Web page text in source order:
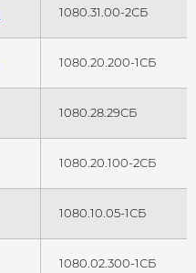
1080.31.00-2СБ
1080.20.200-1СБ
1080.28.29СБ
1080.20.100-2СБ
1080.10.05-1СБ
1080.02.300-1СБ